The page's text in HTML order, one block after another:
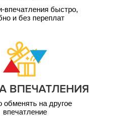
впечатления быстро,
и без переплат
ВПЕЧАТЛЕНИЯ
на другое
впечатление